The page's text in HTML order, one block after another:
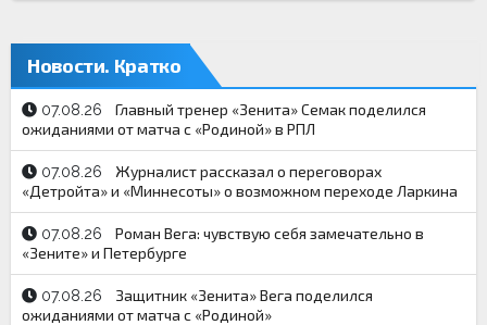
Новости. Кратко
07.08.26
Главный тренер «Зенита» Семак поделился
ожиданиями от матча с «Родиной» в РПЛ
07.08.26
Журналист рассказал о переговорах
«Детройта» и «Миннесоты» о возможном переходе Ларкина
07.08.26
Роман Вега: чувствую себя замечательно в
«Зените» и Петербурге
07.08.26
Защитник «Зенита» Вега поделился
ожиданиями от матча с «Родиной»